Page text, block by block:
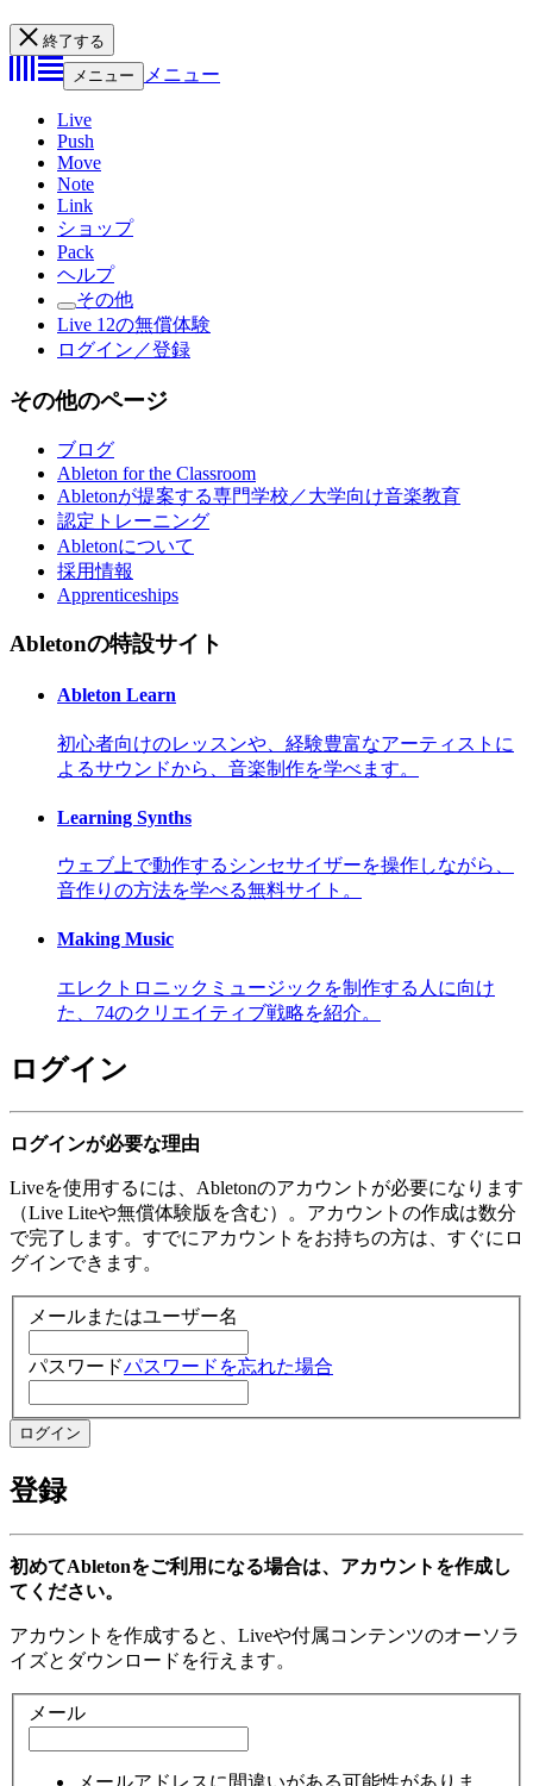
終了する
メニュー
メニュー
Live
Push
Move
Note
Link
ショップ
Pack
ヘルプ
その他
Live 12の無償体験
ログイン／登録
その他のページ
ブログ
Ableton for the Classroom
Abletonが提案する専門学校／大学向け音楽教育
認定トレーニング
Abletonについて
採用情報
Apprenticeships
Abletonの特設サイト
Ableton Learn
初心者向けのレッスンや、経験豊富なアーティストに
よるサウンドから、音楽制作を学べます。
Learning Synths
ウェブ上で動作するシンセサイザーを操作しながら、
音作りの方法を学べる無料サイト。
Making Music
エレクトロニックミュージックを制作する人に向け
た、74のクリエイティブ戦略を紹介。
ログイン
ログインが必要な理由
Liveを使用するには、Abletonのアカウントが必要になります
（Live Liteや無償体験版を含む）。アカウントの作成は数分
で完了します。すでにアカウントをお持ちの方は、すぐにロ
グインできます。
メールまたはユーザー名
パスワードパスワードを忘れた場合
登録
初めてAbletonをご利用になる場合は、アカウントを作成し
てください。
アカウントを作成すると、Liveや付属コンテンツのオーソラ
イズとダウンロードを行えます。
メール